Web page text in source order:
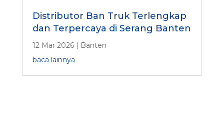
Distributor Ban Truk Terlengkap
dan Terpercaya di Serang Banten
12 Mar 2026| Banten
baca lainnya